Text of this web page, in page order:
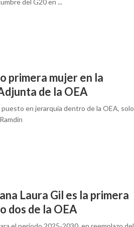
del G20 en ...
primera mujer en la
de la OEA
en jerarquía dentro de la OEA, solo
Laura Gil es la primera
dos de la OEA